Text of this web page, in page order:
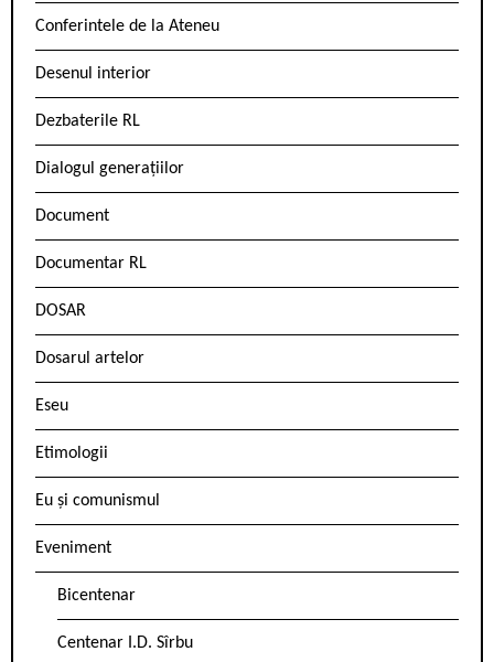
Conferintele de la Ateneu
Desenul interior
Dezbaterile RL
Dialogul generațiilor
Document
Documentar RL
DOSAR
Dosarul artelor
Eseu
Etimologii
Eu și comunismul
Eveniment
Bicentenar
Centenar I.D. Sîrbu